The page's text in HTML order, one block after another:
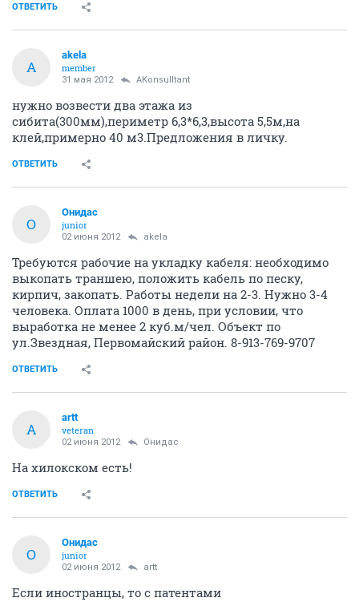
ОТВЕТИТЬ
A
akela
member
31 мая 2012 AKonsulltant
нужно возвести два этажа из
сибита(300мм),периметр 6,3*6,3,высота 5,5м,на
клей,примерно 40 м3.Предложения в личку.
ОТВЕТИТЬ
О
Онидас
junior
02 июня 2012 akela
Требуются рабочие на укладку кабеля: необходимо
выкопать траншею, положить кабель по песку,
кирпич, закопать. Работы недели на 2-3. Нужно 3-4
человека. Оплата 1000 в день, при условии, что
выработка не менее 2 куб.м/чел. Объект по
ул.Звездная, Первомайский район. 8-913-769-9707
ОТВЕТИТЬ
A
artt
veteran
02 июня 2012 Онидас
На хилокском есть!
ОТВЕТИТЬ
О
Онидас
junior
02 июня 2012 artt
Если иностранцы, то с патентами